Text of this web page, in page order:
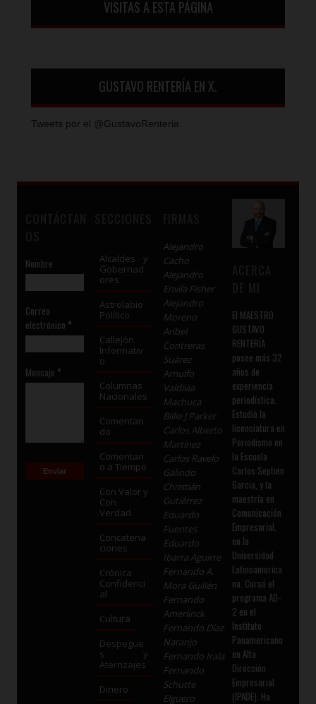
VISITAS A ESTA PÁGINA
GUSTAVO RENTERÍA EN X.
Tweets por el @GustavoRenteria.
Nombre
Correo
electrónico *
Mensaje *
Alcaldes y
Gobernad
ores
Astrolabio
Político
Callejón
Informativ
o
Columnas
Nacionales
Comentan
do
Comentari
o a Tiempo
Con Valor y
Con
Verdad
Concatena
ciones
Crónica
Confidenci
al
Cultura
Despegue
s y
Aterrizajes
Dinero
Alejandro
Cacho
Alejandro
Envila Fisher
Alejandro
Moreno
Aribel
Contreras
Suárez
Arnulfo
Valdivia
Machuca
Billie J Parker
Carlos Alberto
Martínez
Carlos Ravelo
Galindo
Christián
Gutiérrez
Eduardo
Fuentes
Eduardo
Ibarra Aguirre
Fernando A.
Mora Guillén
Fernando
Amerlinck
Fernando Díaz
Naranjo
Fernando Irala
Fernando
Schutte
Elguero
El MAESTRO
GUSTAVO
RENTERÍA
posee más 32
años de
experiencia
periodística.
Estudió la
licenciatura en
Periodismo en
la Escuela
Carlos Septién
García, y la
maestría en
Comunicación
Empresarial,
en la
Universidad
Latinoamerica
na. Cursó el
programa AD-
2 en el
Instituto
Panamericano
en Alta
Dirección
Empresarial
(IPADE). Ha